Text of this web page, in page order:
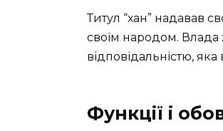
Титул “хан” надавав
своїм народом. Влада
відповідальністю,
Функції і